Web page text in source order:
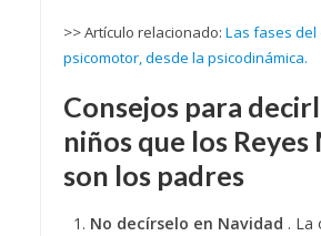
>> Artículo relacionado: Las fases
psicomotor, desde la psicodinámica.
Consejos para
niños que los Reyes
son los padres
No decírselo en Navidad . La